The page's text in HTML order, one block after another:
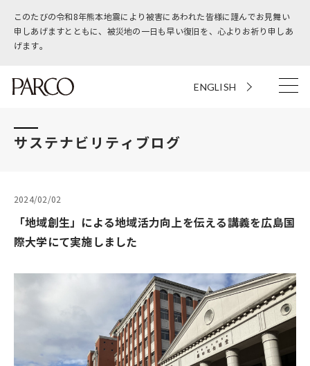
このたびの令和8年熊本地震により被害にあわれた皆様に謹んでお見舞い
申しあげますとともに、被災地の一日も早い復旧を、心よりお祈り申しあ
げます。
ENGLISH
サステナビリティブログ
2024/02/02
「地域創生」による地域活力向上を伝える講義を広島国
際大学にて実施しました